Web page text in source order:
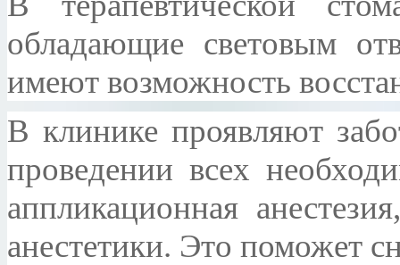
обладающие световым
имеют возможность
В клинике проявляют
проведении всех
аппликационная
анестетики. Это поможет